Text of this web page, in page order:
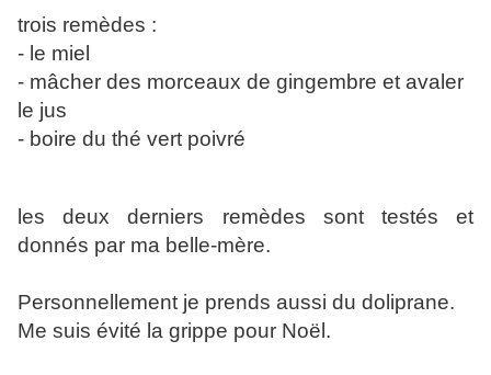
trois remèdes :
- le miel
- mâcher des morceaux de gingembre et avaler
le jus
- boire du thé vert poivré
les deux derniers remèdes sont testés et
donnés par ma belle-mère.
Personnellement je prends aussi du doliprane.
Me suis évité la grippe pour Noël.